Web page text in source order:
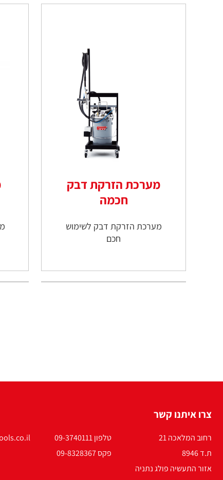
מערכת הזרקת דבק
חכמה
מערכת הזרקת דבק לשימוש
חכם
צרו איתנו קשר
רחוב המלאכה 21
ת.ד 8946
אזור התעשיה פולג נתניה
טלפון 09-3740111
פקס 09-8328367